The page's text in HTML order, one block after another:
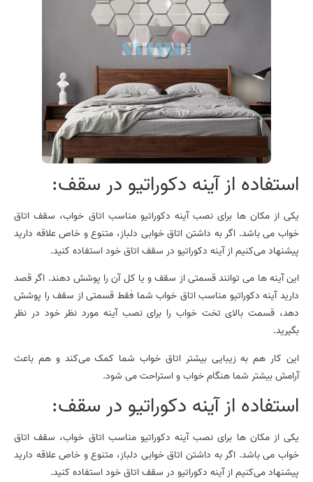
استفاده از آینه دکوراتیو در سقف:
یکی از مکان ها برای نصب آینه دکوراتیو مناسب اتاق خواب، سقف اتاق
خواب می باشد. اگر به داشتن اتاق خوابی دلباز، متنوع و خاص علاقه دارید
پیشنهاد می‌کنیم از آینه دکوراتیو در سقف اتاق خود استفاده کنید.
این آینه ها می توانند قسمتی از سقف و یا کل آن را پوشش دهند. اگر قصد
دارید آینه دکوراتیو مناسب اتاق خواب شما فقط قسمتی از سقف را پوشش
دهد، قسمت بالای تخت خواب را برای نصب آینه مورد نظر خود در نظر
بگیرید.
این کار هم به زیبایی بیشتر اتاق خواب شما کمک می‌کند و هم باعث
آرامش بیشتر شما هنگام خواب و استراحت می شود.
استفاده از آینه دکوراتیو در سقف:
یکی از مکان ها برای نصب آینه دکوراتیو مناسب اتاق خواب، سقف اتاق
خواب می باشد. اگر به داشتن اتاق خوابی دلباز، متنوع و خاص علاقه دارید
پیشنهاد می‌کنیم از آینه دکوراتیو در سقف اتاق خود استفاده کنید.